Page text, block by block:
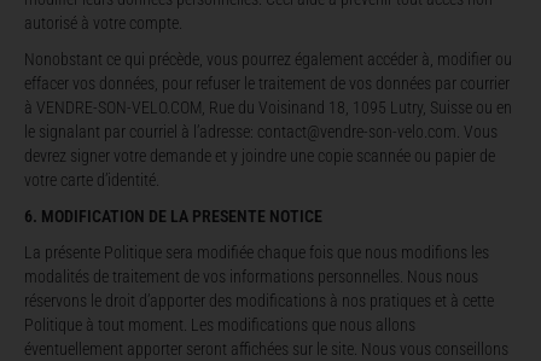
autorisé à votre compte.
Nonobstant ce qui précède, vous pourrez également accéder à, modifier ou
effacer vos données, pour refuser le traitement de vos données par courrier
à VENDRE-SON-VELO.COM, Rue du Voisinand 18, 1095 Lutry, Suisse ou en
le signalant par courriel à l’adresse: contact@vendre-son-velo.com . Vous
devrez signer votre demande et y joindre une copie scannée ou papier de
votre carte d’identité.
6. MODIFICATION DE LA PRESENTE NOTICE
La présente Politique sera modifiée chaque fois que nous modifions les
modalités de traitement de vos informations personnelles. Nous nous
réservons le droit d’apporter des modifications à nos pratiques et à cette
Politique à tout moment. Les modifications que nous allons
éventuellement apporter seront affichées sur le site. Nous vous conseillons